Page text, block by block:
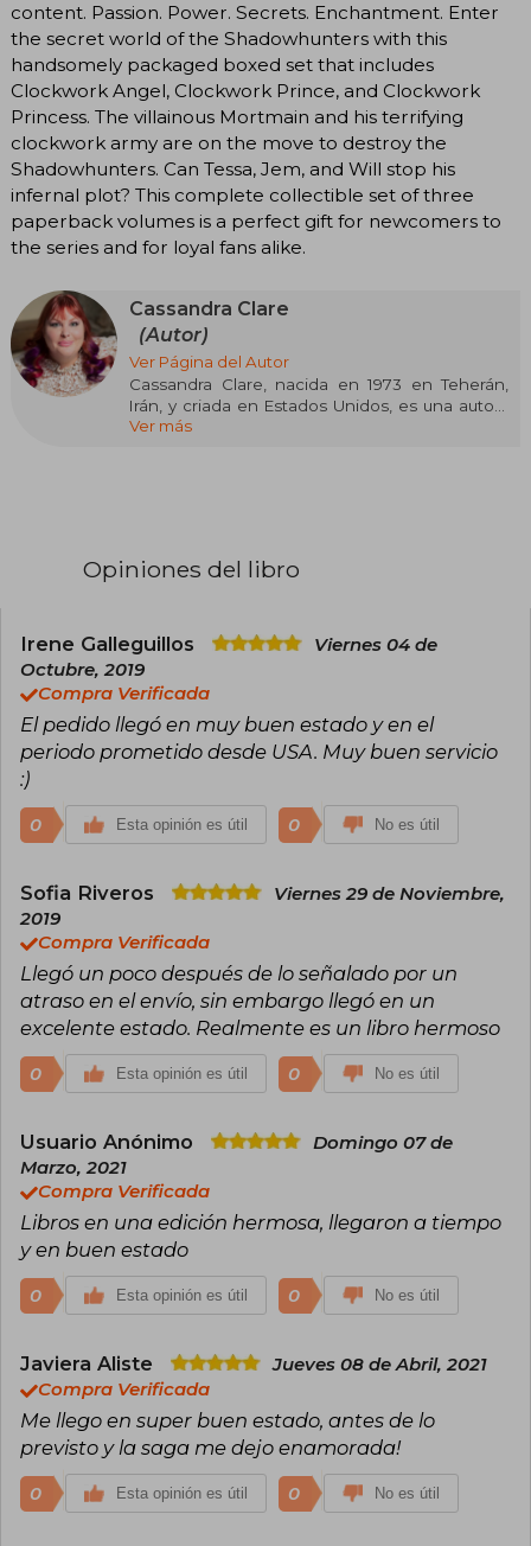
content. Passion. Power. Secrets. Enchantment. Enter
the secret world of the Shadowhunters with this
handsomely packaged boxed set that includes
Clockwork Angel, Clockwork Prince, and Clockwork
Princess. The villainous Mortmain and his terrifying
clockwork army are on the move to destroy the
Shadowhunters. Can Tessa, Jem, and Will stop his
infernal plot? This complete collectible set of three
paperback volumes is a perfect gift for newcomers to
the series and for loyal fans alike.
Cassandra Clare
(Autor)
Ver Página del Autor
Cassandra Clare, nacida en 1973 en Teherán,
Irán, y criada en Estados Unidos, es una autora
mundialmente conocida por sus sagas de
cristal (2009), y las trilogías precuela Cazadores
libros como "Cadenas de oro" (2020) y "Cadenas
de hierro" (2021), parte de la trilogía Las Últimas
Horas.
Con su estilo atrapante y mundos complejos,
Clare ha ganado múltiples premios y una base
de fans leales que sigue sus historias llenas de
mal. Es una de las autoras más influyentes en la
literatura juvenil de fantasía contemporánea.
Ver más
Opiniones del libro
Irene Galleguillos
Viernes 04 de
Octubre, 2019
Compra Verificada
El pedido llegó en muy buen estado y en el
periodo prometido desde USA. Muy buen servicio
:)
0 Esta opinión es útil 0 No es útil
Sofia Riveros
Viernes 29 de Noviembre,
2019
Compra Verificada
Llegó un poco después de lo señalado por un
atraso en el envío, sin embargo llegó en un
excelente estado. Realmente es un libro hermoso
0 Esta opinión es útil 0 No es útil
Usuario Anónimo
Domingo 07 de
Marzo, 2021
Compra Verificada
Libros en una edición hermosa, llegaron a tiempo
y en buen estado
0 Esta opinión es útil 0 No es útil
Javiera Aliste
Jueves 08 de Abril, 2021
Compra Verificada
Me llego en super buen estado, antes de lo
previsto y la saga me dejo enamorada!
0 Esta opinión es útil 0 No es útil